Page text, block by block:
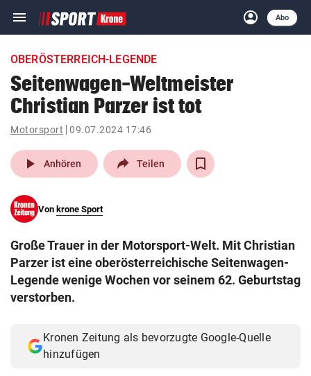
menu Navigation
ein-/ausklappen
account_circle
Anmelden
Abo
close Schließen
account_circle Anmelden
pin_drop
Wien arrow_right
search
eingeben
Muthgasse 2, 1190 Wien
OBERÖSTERREICH-LEGENDE
Seitenwagen-Weltmeister
Christian Parzer ist tot
Motorsport 09.07.2024 17:46
play_arrow Anhören Teilen
Von krone Sport
Große Trauer in der Motorsport-Welt. Mit Christian
Parzer ist eine oberösterreichische Seitenwagen-
Legende wenige Wochen vor seinem 62. Geburtstag
verstorben.
Kronen Zeitung als bevorzugte Google-Quelle
hinzufügen